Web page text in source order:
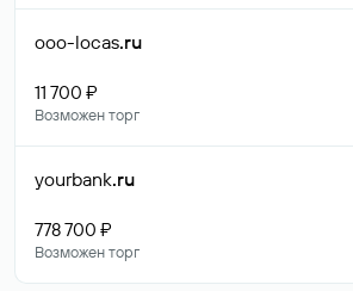
ooo-locas.ru
11 700 ₽
Возможен торг
yourbank.ru
778 700 ₽
Возможен торг